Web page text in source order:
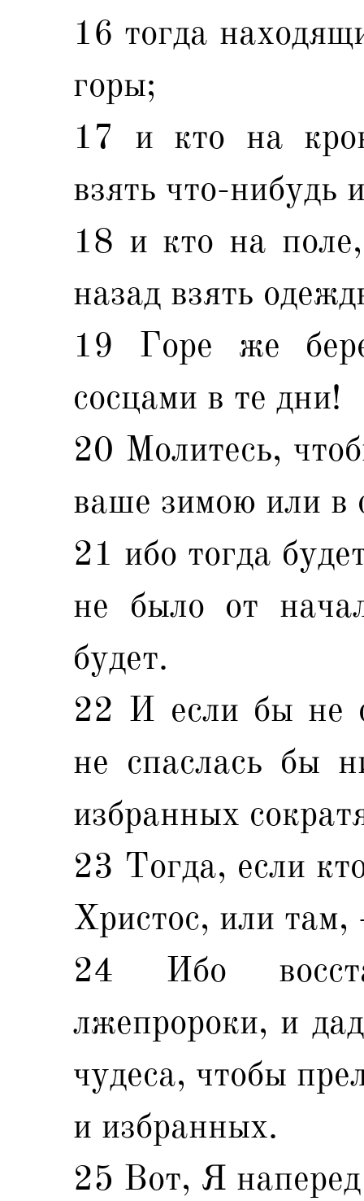
16 тогда
горы;
17 и кто на
взять что-нибудь
18 и кто на
назад взять
19 Горе же
сосцами в те дни!
20 Молитесь,
ваше зимою или в
21 ибо тогда
не было от
будет.
22 И если бы не
не спаслась бы
избранных
23 Тогда, если
Христос, или там,
24 Ибо
лжепророки, и
чудеса, чтобы
и избранных.
25 Вот, Я